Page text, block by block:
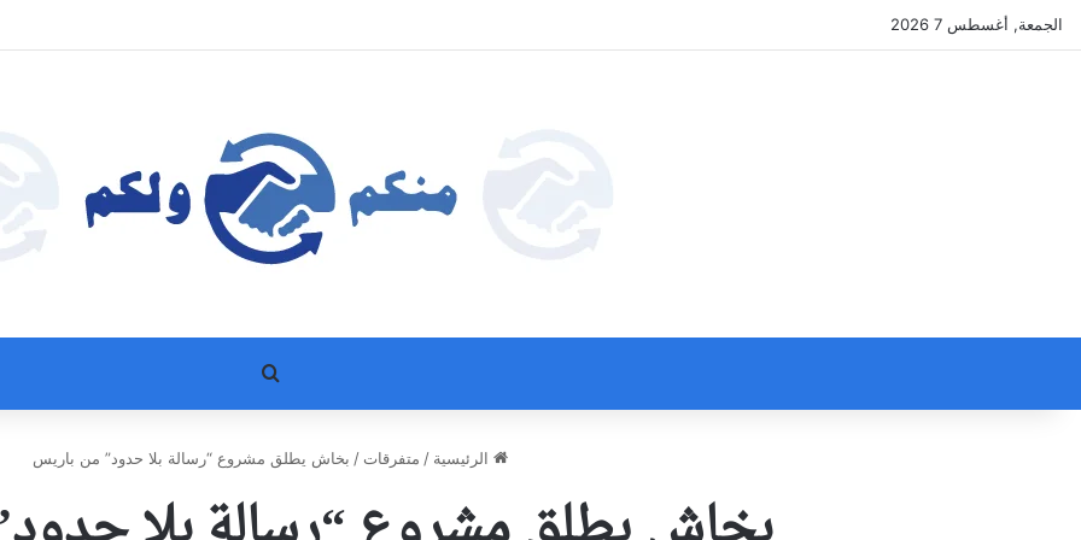
الجمعة, أغسطس 7 2026
بحث عن
الرئيسية / متفرقات / بخاش يطلق مشروع “رسالة بلا حدود” من باريس